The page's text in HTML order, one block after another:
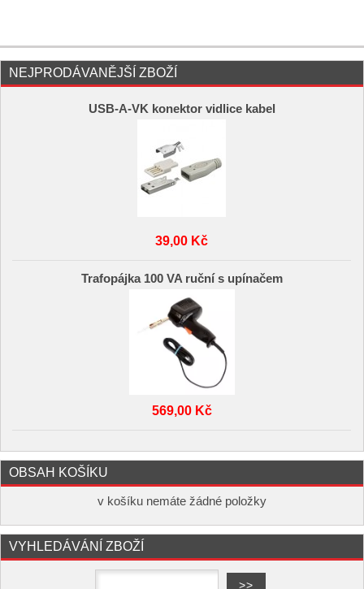
NEJPRODÁVANĚJŠÍ ZBOŽÍ
USB-A-VK konektor vidlice kabel
39,00 Kč
Trafopájka 100 VA ruční s upínačem
569,00 Kč
OBSAH KOŠÍKU
v košíku nemáte žádné položky
VYHLEDÁVÁNÍ ZBOŽÍ